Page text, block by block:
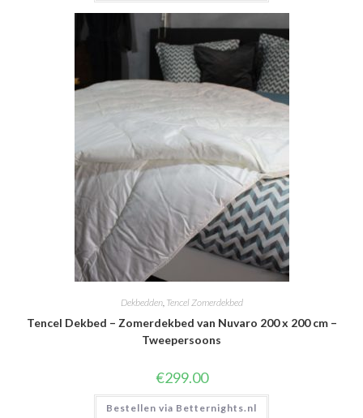
Dekbedden, Tencel Zomerdekbed
Tencel Dekbed – Zomerdekbed van Nuvaro 200 x 200 cm –
Tweepersoons
€299.00
Bestellen via Betternights.nl